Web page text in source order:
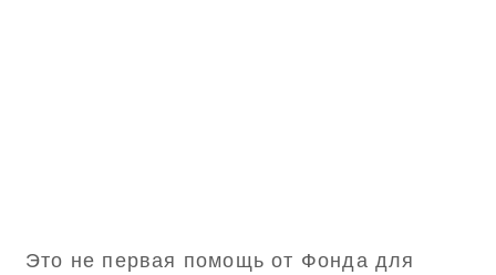
Это не первая помощь от Фонда для